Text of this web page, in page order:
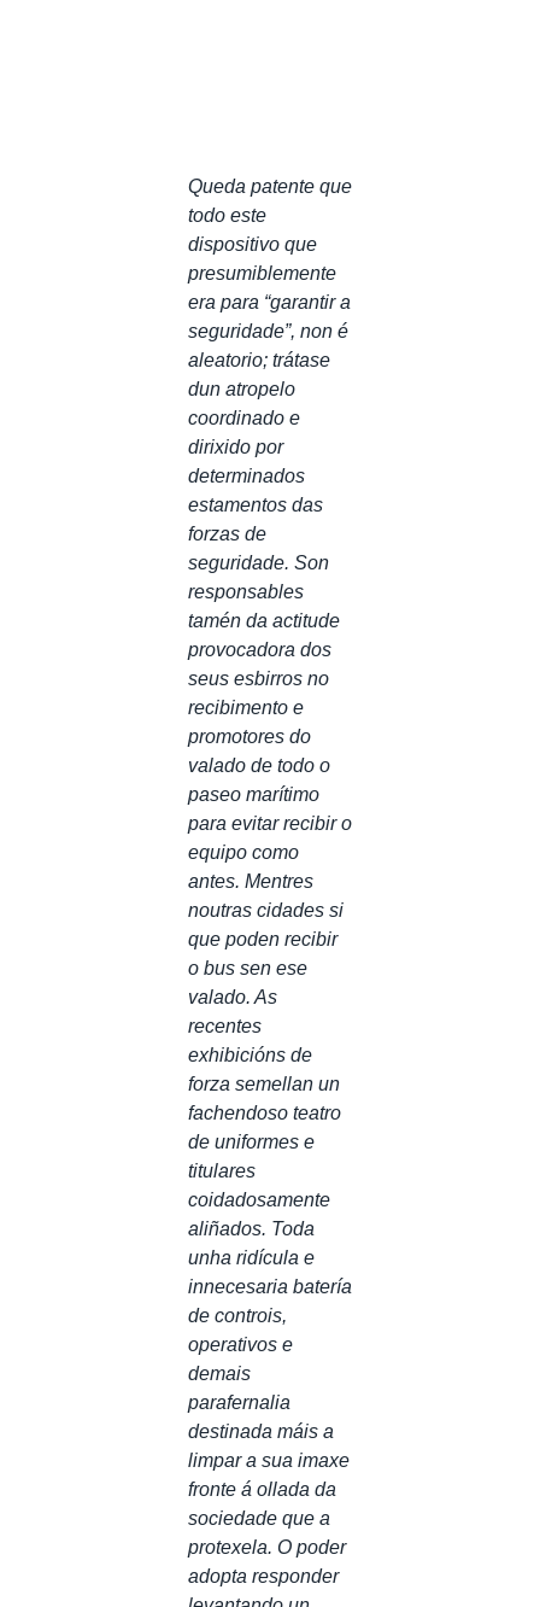
Queda patente que
todo este
dispositivo que
presumiblemente
era para “garantir a
seguridade”, non é
aleatorio; trátase
dun atropelo
coordinado e
dirixido por
determinados
estamentos das
forzas de
seguridade. Son
responsables
tamén da actitude
provocadora dos
seus esbirros no
recibimento e
promotores do
valado de todo o
paseo marítimo
para evitar recibir o
equipo como
antes. Mentres
noutras cidades si
que poden recibir
o bus sen ese
valado. As
recentes
exhibicións de
forza semellan un
fachendoso teatro
de uniformes e
titulares
coidadosamente
aliñados. Toda
unha ridícula e
innecesaria batería
de controis,
operativos e
demais
parafernalia
destinada máis a
limpar a sua imaxe
fronte á ollada da
sociedade que a
protexela. O poder
adopta responder